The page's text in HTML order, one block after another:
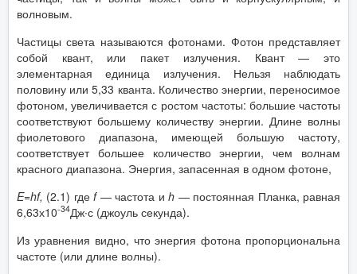
волновым.
Частицы света называются фотонами. Фотон представляет
собой квант, или пакет излучения. Квант — это
элементарная единица излучения. Нельзя наблюдать
половину или 5,33 кванта. Количество энергии, переносимое
фотоном, увеличивается с ростом частоты: большие частоты
соответствуют большему количеству энергии. Длине волны
фиолетового диапазона, имеющей большую частоту,
соответствует большее количество энергии, чем волнам
красного диапазона. Энергия, запасенная в одном фотоне,
E=hf, (2.1) гдеf— частота иh — постоянная Планка, равная
6,63х10-34Дж∙с (джоуль секунда).
Из уравнения видно, что энергия фотона пропорциональна
частоте (или длине волны).